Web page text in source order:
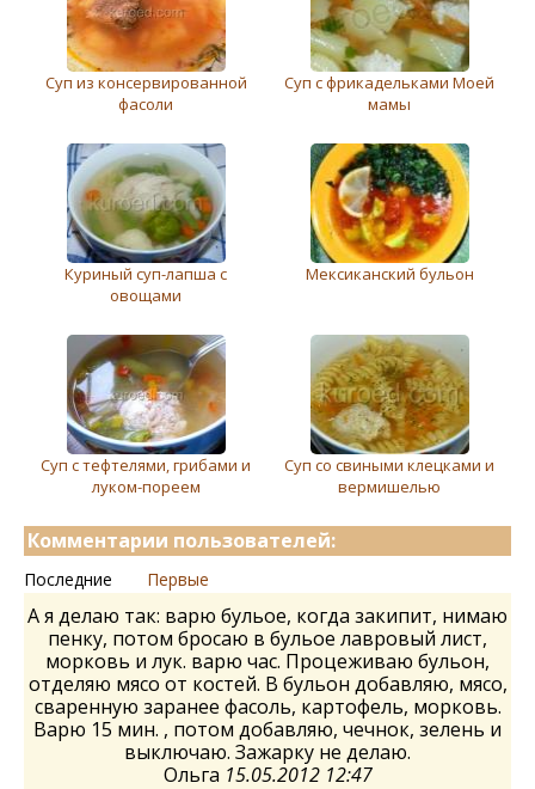
Суп из консервированной
фасоли
Суп с фрикадельками Моей
мамы
Куриный суп-лапша с
овощами
Мексиканский бульон
Суп с тефтелями, грибами и
луком-пореем
Суп со свиными клецками и
вермишелью
Комментарии пользователей:
Последние Первые
А я делаю так: варю бульое, когда закипит, нимаю
пенку, потом бросаю в бульое лавровый лист,
морковь и лук. варю час. Процеживаю бульон,
отделяю мясо от костей. В бульон добавляю, мясо,
сваренную заранее фасоль, картофель, морковь.
Варю 15 мин. , потом добавляю, чечнок, зелень и
выключаю. Зажарку не делаю.
Ольга 15.05.2012 12:47